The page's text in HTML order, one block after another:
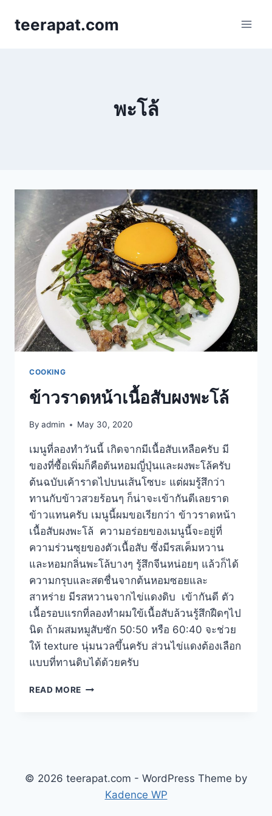
teerapat.com
พะโล้
COOKING
ข้าวราดหน้าเนื้อสับผงพะโล้
By admin May 30, 2020
เมนูที่ลองทำวันนี้ เกิดจากมีเนื้อสับเหลือครับ มี
ของที่ซื้อเพิ่มก็คือต้นหอมญี่ปุ่นและผงพะโล้ครับ
ต้นฉบับเค้าราดไปบนเส้นโซบะ แต่ผมรู้สึกว่า
ทานกับข้าวสวยร้อนๆ ก็น่าจะเข้ากันดีเลยราด
ข้าวแทนครับ เมนูนี้ผมขอเรียกว่า ข้าวราดหน้า
เนื้อสับผงพะโล้ ความอร่อยของเมนูนี้จะอยู่ที่
ความร่วนซุยของตัวเนื้อสับ ซึ่งมีรสเค็มหวาน
และหอมกลิ่นพะโล้บางๆ รู้สึกจีนหน่อยๆ แล้วก็ได้
ความกรุบและสดชื่นจากต้นหอมซอยและ
สาหร่าย มีรสหวานจากไข่แดงดิบ เข้ากันดี ตัว
เนื้อรอบแรกที่ลองทำผมใข้เนื้อสับล้วนรู้สึกฝืดๆไป
นิด ถ้าผสมหมูสับซัก 50:50 หรือ 60:40 จะช่วย
ให้ texture นุ่มนวลขึ้นครับ ส่วนไข่แดงต้องเลือก
แบบที่ทานดิบได้ด้วยครับ
READ MORE ข้าว
© 2026 teerapat.com - WordPress Theme by
Kadence WP